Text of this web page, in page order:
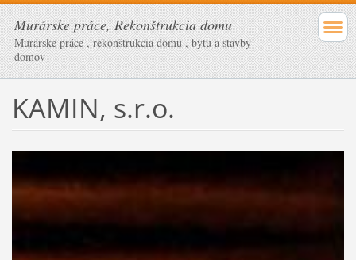
Murárske práce, Rekonštrukcia domu
Murárske práce , rekonštrukcia domu , bytu a stavby
domov
KAMIN, s.r.o.